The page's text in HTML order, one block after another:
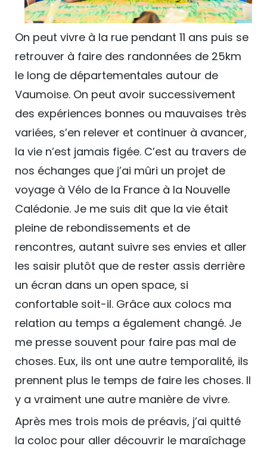
On peut vivre à la rue pendant 11 ans puis se
retrouver à faire des randonnées de 25km
le long de départementales autour de
Vaumoise. On peut avoir successivement
des expériences bonnes ou mauvaises très
variées, s’en relever et continuer à avancer,
la vie n’est jamais figée. C’est au travers de
nos échanges que j’ai mûri un projet de
voyage à Vélo de la France à la Nouvelle
Calédonie. Je me suis dit que la vie était
pleine de rebondissements et de
rencontres, autant suivre ses envies et aller
les saisir plutôt que de rester assis derrière
un écran dans un open space, si
confortable soit-il. Grâce aux colocs ma
relation au temps a également changé. Je
me presse souvent pour faire pas mal de
choses. Eux, ils ont une autre temporalité, ils
prennent plus le temps de faire les choses. Il
y a vraiment une autre manière de vivre.
Après mes trois mois de préavis, j’ai quitté
la coloc pour aller découvrir le maraîchage